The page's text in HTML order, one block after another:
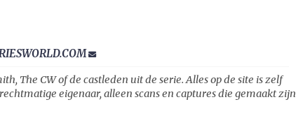
The CW of de castleden uit de serie. Alles op de site is zelf
eigenaar, alleen scans en captures die gemaakt zijn